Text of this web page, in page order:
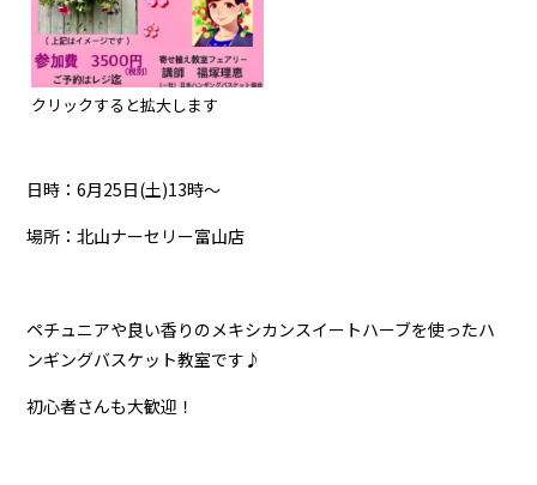
クリックすると拡大します
日時：6月25日(土)13時～
場所：北山ナーセリー富山店
ペチュニアや良い香りのメキシカンスイートハーブを使ったハ
ンギングバスケット教室です♪
初心者さんも大歓迎！